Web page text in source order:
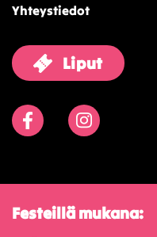
Yhteystiedot
Liput
FacebookInstagram
Festeillä mukana: